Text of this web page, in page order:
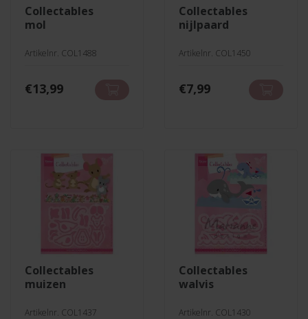
collectables
mol
Artikelnr. COL1488
€13,99
collectables
nijlpaard
Artikelnr. COL1450
€7,99
collectables
muizen
Artikelnr. COL1437
collectables
walvis
Artikelnr. COL1430